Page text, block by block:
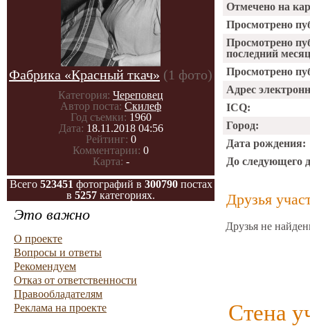
Фабрика «Красный ткач» (1 фото)
Категория: Череповец
Автор поста: Скилеф
Год съемки: 1960
Дата: 18.11.2018 04:56
Рейтинг: 0
Комментарии: 0
Карта: -
Всего 523451 фотографий в 300790постах
в 5257 категориях.
Это важно
О проекте
Вопросы и ответы
Рекомендуем
Отказ от ответственности
Правообладателям
Реклама на проекте
Отмечено на
Просмотрено
Просмотрено
последний
Просмотрено
Адрес
ICQ:
Город:
Дата рождения:
До следующего
Друзья
Друзья не
Стена